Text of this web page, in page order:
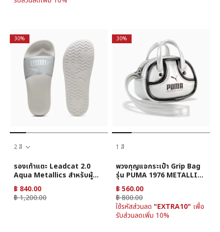
30%
2 สี
รองเท้าแตะ Leadcat 2.0
Aqua Metallics สำหรับผู้
หญิง
฿ 840.00
฿ 1,200.00
30%
1 สี
พวงกุญแจกระเป๋า Grip Bag
รุ่น PUMA 1976 METALLIC
0.2L
฿ 560.00
฿ 800.00
ใช้รหัสส่วนลด "EXTRA10" เพื่อ
รับส่วนลดเพิ่ม 10%